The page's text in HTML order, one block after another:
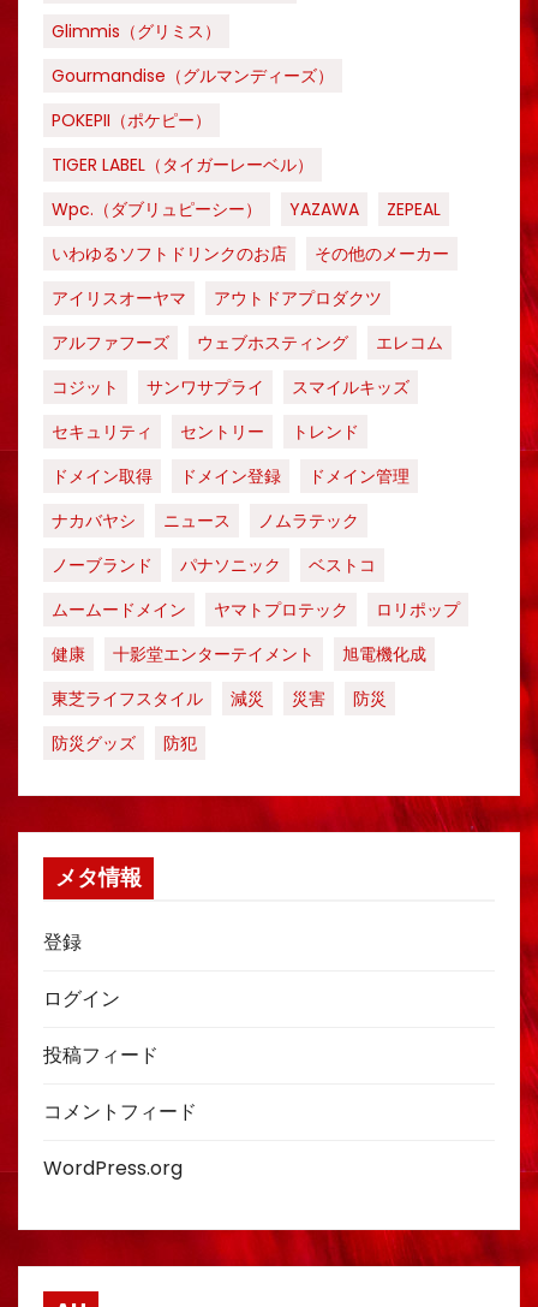
Glimmis（グリミス）
Gourmandise（グルマンディーズ）
POKEPII（ポケピー）
TIGER LABEL（タイガーレーベル）
Wpc.（ダブリュピーシー）
YAZAWA
ZEPEAL
いわゆるソフトドリンクのお店
その他のメーカー
アイリスオーヤマ
アウトドアプロダクツ
アルファフーズ
ウェブホスティング
エレコム
コジット
サンワサプライ
スマイルキッズ
セキュリティ
セントリー
トレンド
ドメイン取得
ドメイン登録
ドメイン管理
ナカバヤシ
ニュース
ノムラテック
ノーブランド
パナソニック
ベストコ
ムームードメイン
ヤマトプロテック
ロリポップ
健康
十影堂エンターテイメント
旭電機化成
東芝ライフスタイル
減災 災害
防災
防災グッズ
防犯
メタ情報
登録
ログイン
投稿フィード
コメントフィード
WordPress.org